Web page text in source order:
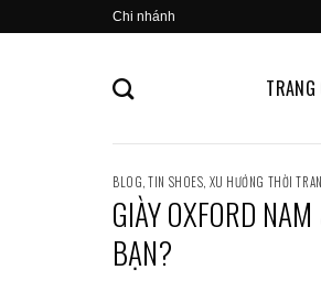
Chi nhánh
TRANG
BLOG,TIN SHOES, XU HƯỚNG THỜI
GIÀY OXFORD
BẠN?